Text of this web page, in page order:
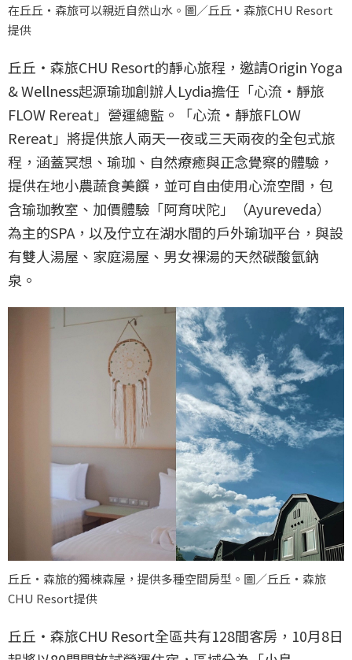
在丘丘‧森旅可以親近自然山水。圖／丘丘‧森旅CHU Resort
提供
丘丘‧森旅CHU Resort的靜心旅程，邀請Origin Yoga
& Wellness起源瑜珈創辦人Lydia擔任「心流‧靜旅
FLOW Rereat」營運總監。「心流‧靜旅FLOW
Rereat」將提供旅人兩天一夜或三天兩夜的全包式旅
程，涵蓋冥想、瑜珈、自然療癒與正念覺察的體驗，
提供在地小農蔬食美饌，並可自由使用心流空間，包
含瑜珈教室、加價體驗「阿育吠陀」（Ayureveda）
為主的SPA，以及佇立在湖水間的戶外瑜珈平台，與設
有雙人湯屋、家庭湯屋、男女裸湯的天然碳酸氫鈉
泉。
丘丘‧森旅的獨棟森屋，提供多種空間房型。圖／丘丘‧森旅
CHU Resort提供
丘丘‧森旅CHU Resort全區共有128間客房，10月8日